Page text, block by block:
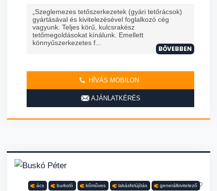
„Szeglemezes tetőszerkezetek (gyári tetőrácsok)
gyártásával és kivitelezésével foglalkozó cég
vagyunk. Teljes körű, kulcsrakész
tetőmegoldásokat kínálunk. Emellett
könnyűszerkezetes f...
BŐVEBBEN
HÍVÁS MOBILON
AJÁNLATKÉRÉS
ács burkoló kőműves lakásfelújítás generálkivitelező